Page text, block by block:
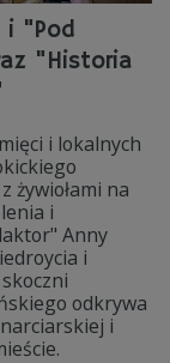
i "Pod
"Historia
i lokalnych
żywiołami na
i
Anny
i
odkrywa
i